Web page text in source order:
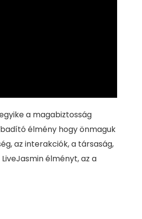
a magabiztosság
élmény hogy önmaguk
az interakciók, a társaság,
élményt, az a